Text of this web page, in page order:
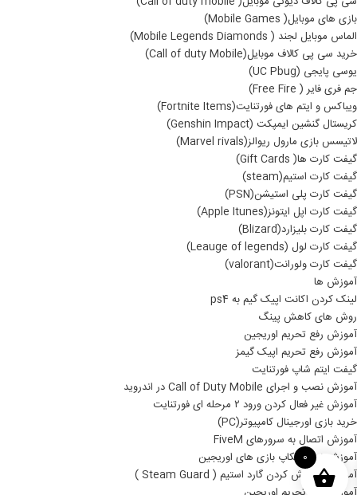
بازی های موبایل( Mobile Games)
الماس موبایل لجند ( Mobile Legends Diamonds)
خرید سی پی کالاف موبایل(Call of duty Mobile)
یوسی پایجی (UC Pbug)
جم فری فایر ( Free Fire)
ویباکس و ایتم های فورتنایت(Fortnite Items)
کریستال گنشین ایمپکت (Genshin Impact)
لاتیسس بازی مارول ریوالز(Marvel rivals)
گیفت کارت ها( Gift Cards)
گیفت کارت استیم(steam)
گیفت کارت پلی استیشن(PSN)
گیفت کارت اپل ایتونز(Apple Itunes)
گیفت کارت بلیزارد(Blizard)
گیفت کارت لول (Leauge of legends)
گیفت کارت ولورانت(valorant)
آموزش ها
لینک کردن اکانت اپیک گیم به ps4
روش های کاهش پینگ
آموزش رفع تحریم اوریجین
آموزش رفع تحریم اپیک گیمز
گیفت ایتم شاپ فورتنایت
آموزش نصب و اجرای Call of Duty Mobile در اندروید
آموزش غیر فعال کردن ورود ۲ مرحله ای فورتنایت
خرید بازی اورجینال کامپیوتر(PC)
آموزش اتصال به سرورهای FiveM
آموزش نصب بکاپ بازی های اوریجین
آموزش خاموش کردن گارد استیم ( Steam Guard )
0